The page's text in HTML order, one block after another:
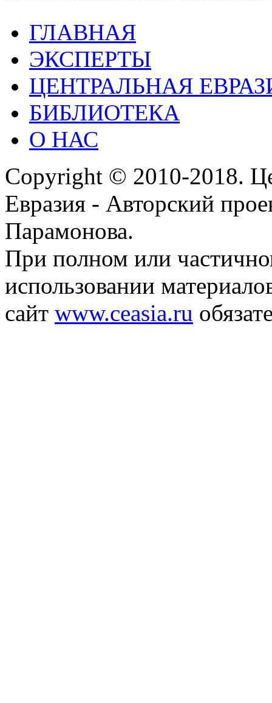
ГЛАВНАЯ
ЭКСПЕРТЫ
ЦЕНТРАЛЬНАЯ
БИБЛИОТЕКА
О НАС
Copyright © 2010-2018.
Евразия - Авторский
Парамонова.
При полном или
использовании
сайт www.ceasia.ru